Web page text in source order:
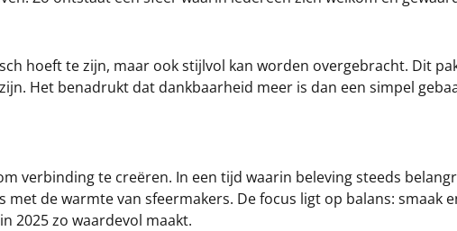
hoeft te zijn, maar ook stijlvol kan worden overgebracht. Dit
Het benadrukt dat dankbaarheid meer is dan een simpel
verbinding te creëren. In een tijd waarin beleving steeds
de warmte van sfeermakers. De focus ligt op balans: smaak
2025 zo waardevol maakt.